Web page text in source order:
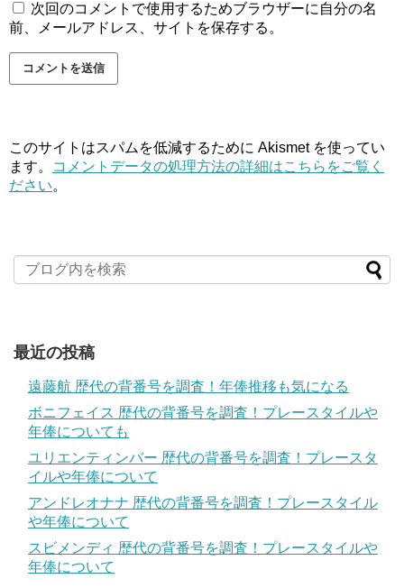
次回のコメントで使用するためブラウザーに自分の名
前、メールアドレス、サイトを保存する。
このサイトはスパムを低減するために Akismet を使ってい
ます。
コメントデータの処理方法の詳細はこちらをご覧く
ださい。
最近の投稿
遠藤航 歴代の背番号を調査！年俸推移も気になる
ボニフェイス 歴代の背番号を調査！プレースタイルや
年俸についても
ユリエンティンバー 歴代の背番号を調査！プレースタ
イルや年俸について
アンドレオナナ 歴代の背番号を調査！プレースタイル
や年俸について
スビメンディ 歴代の背番号を調査！プレースタイルや
年俸について